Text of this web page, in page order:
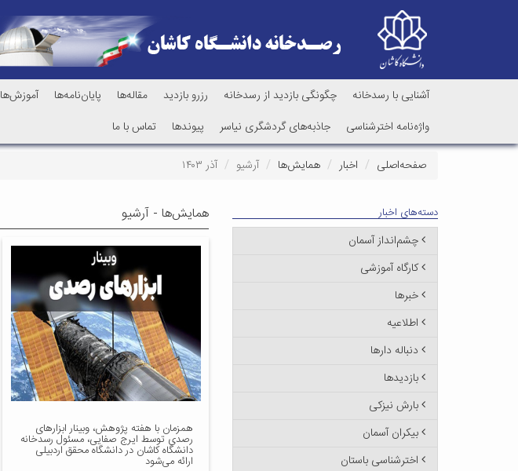
آشنایی با رسدخانه چگونگی بازدید از رسدخانه رزرو بازدید مقاله‌ها پایان‌نامه‌ها آموزش‌ها
واژه‌نامه اخترشناسی
جاذبه‌های گردشگری نیاسر پیوندها تماس با ما
صفحه‌اصلی اخبار همایش‌ها آرشیو آذر ۱۴۰۳
همایش‌ها - آرشیو
همزمان با هفته پژوهش، وبینار ابزارهای
رصدی توسط ایرج صفایی، مسئول رسدخانه
دانشگاه کاشان در دانشگاه محقق اردبیلی
ارائه می‌شود
دسته‌های اخبار
چشم‌انداز آسمان
کارگاه آموزشی
خبرها
اطلاعیه
دنباله دارها
بازدیدها
بارش نیزکی
بیکران آسمان
اخترشناسی باستان